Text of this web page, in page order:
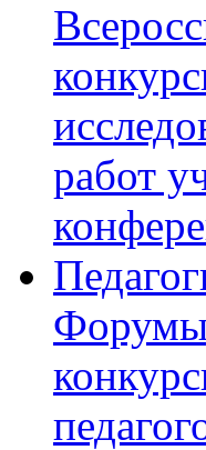
работ